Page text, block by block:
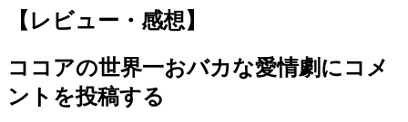
【レビュー・感想】
ココアの世界一おバカな愛情劇 にコメ
ントを投稿する